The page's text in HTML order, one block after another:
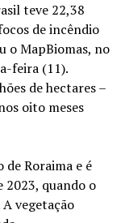
teve 22,38
de incêndio
o MapBiomas, no
feira (11).
de hectares –
oito meses
Roraima e é
2023, quando o
vegetação